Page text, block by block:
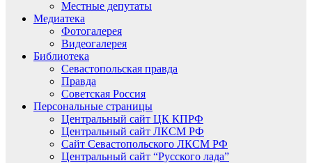
Местные депутаты
Медиатека
Фотогалерея
Видеогалерея
Библиотека
Севастопольская правда
Правда
Советская Россия
Персональные страницы
Центральный сайт ЦК КПРФ
Центральный сайт ЛКСМ РФ
Сайт Севастопольского ЛКСМ РФ
Центральный сайт “Русского лада”